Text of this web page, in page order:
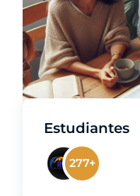
Estudiantes
277+